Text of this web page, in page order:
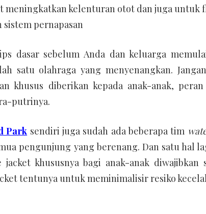
meningkatkan kelenturan otot dan juga untuk
sistem pernapasan
dasar sebelum Anda dan keluarga
satu olahraga yang menyenangkan.
khusus diberikan kepada anak-anak,
putrinya.
Park sendiri juga sudah ada beberapa tim
pengunjung yang berenang. Dan satu hal
khususnya bagi anak-anak
tentunya untuk meminimalisir resiko